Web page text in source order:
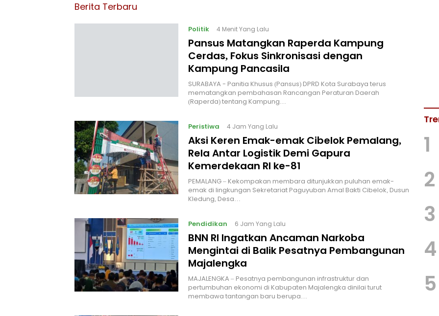
Berita Terbaru
Politik 4 Menit Yang Lalu
Pansus Matangkan Raperda Kampung
Cerdas, Fokus Sinkronisasi dengan
Kampung Pancasila
‎SURABAYA - Panitia Khusus (Pansus) DPRD Kota Surabaya terus
mematangkan pembahasan Rancangan Peraturan Daerah
(Raperda) tentang Kampung…
Peristiwa 4 Jam Yang Lalu
Aksi Keren Emak-emak Cibelok Pemalang,
Rela Antar Logistik Demi Gapura
Kemerdekaan RI ke-81
PEMALANG – Kekompakan membara ditunjukkan puluhan emak-
emak di lingkungan Sekretariat Paguyuban Amal Bakti Cibelok, Dusun
Kledung, Desa…
Pendidikan 6 Jam Yang Lalu
BNN RI Ingatkan Ancaman Narkoba
Mengintai di Balik Pesatnya Pembangunan
Majalengka
MAJALENGKA – Pesatnya pembangunan infrastruktur dan
pertumbuhan ekonomi di Kabupaten Majalengka dinilai turut
membawa tantangan baru berupa…
1
2
3
4
5